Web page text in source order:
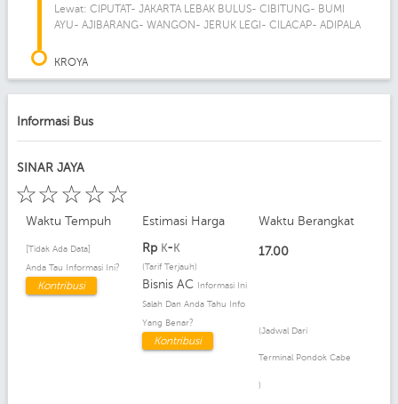
Lewat: CIPUTAT- JAKARTA LEBAK BULUS- CIBITUNG- BUMI
AYU- AJIBARANG- WANGON- JERUK LEGI- CILACAP- ADIPALA
KROYA
Informasi Bus
SINAR JAYA
☆
☆
☆
☆
☆
Waktu Tempuh
[Tidak Ada Data]
Anda Tau Informasi Ini?
Kontribusi
Estimasi Harga
Rp K- K
(Tarif Terjauh)
Bisnis AC Informasi Ini
Salah Dan Anda Tahu Info
Yang Benar?
Kontribusi
Waktu Berangkat
17.00
(Jadwal Dari
Terminal Pondok Cabe
)